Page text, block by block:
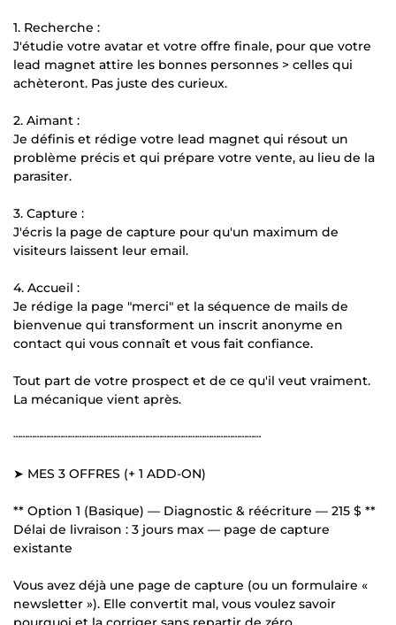
1. Recherche :
J'étudie votre avatar et votre offre finale, pour que votre
lead magnet attire les bonnes personnes > celles qui
achèteront. Pas juste des curieux.
2. Aimant :
Je définis et rédige votre lead magnet qui résout un
problème précis et qui prépare votre vente, au lieu de la
parasiter.
3. Capture :
J'écris la page de capture pour qu'un maximum de
visiteurs laissent leur email.
4. Accueil :
Je rédige la page "merci" et la séquence de mails de
bienvenue qui transforment un inscrit anonyme en
contact qui vous connaît et vous fait confiance.
Tout part de votre prospect et de ce qu'il veut vraiment.
La mécanique vient après.
┄┄┄┄┄┄┄┄┄┄┄┄┄┄┄┄┄┄┄┄┄┄┄┄┄┄┄┄┄┄┄┄┄┄┄
➤ MES 3 OFFRES (+ 1 ADD-ON)
** Option 1 (Basique) — Diagnostic & réécriture — 215 $ **
Délai de livraison : 3 jours max — page de capture
existante
Vous avez déjà une page de capture (ou un formulaire «
newsletter »). Elle convertit mal, vous voulez savoir